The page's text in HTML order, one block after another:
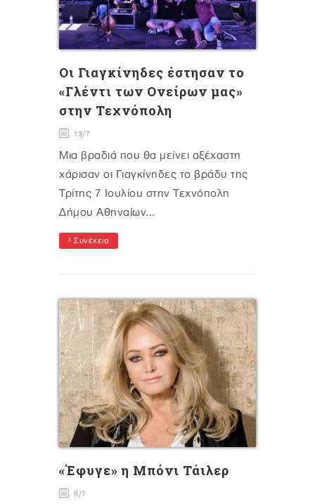
Οι Γιαγκίνηδες έστησαν το
«Γλέντι των Ονείρων μας»
στην Τεχνόπολη
13/7
Μια βραδιά που θα μείνει αξέχαστη
χάρισαν οι Γιαγκίνηδες το βράδυ της
Τρίτης 7 Ιουλίου στην Τεχνόπολη
Δήμου Αθηναίων...
Συνέχεια
«Έφυγε» η Μπόνι Τάιλερ
9/7